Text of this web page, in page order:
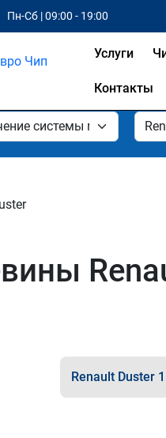
Пн-Сб | 09:00 - 19:00
Услуги
Контакты
Renault Duster